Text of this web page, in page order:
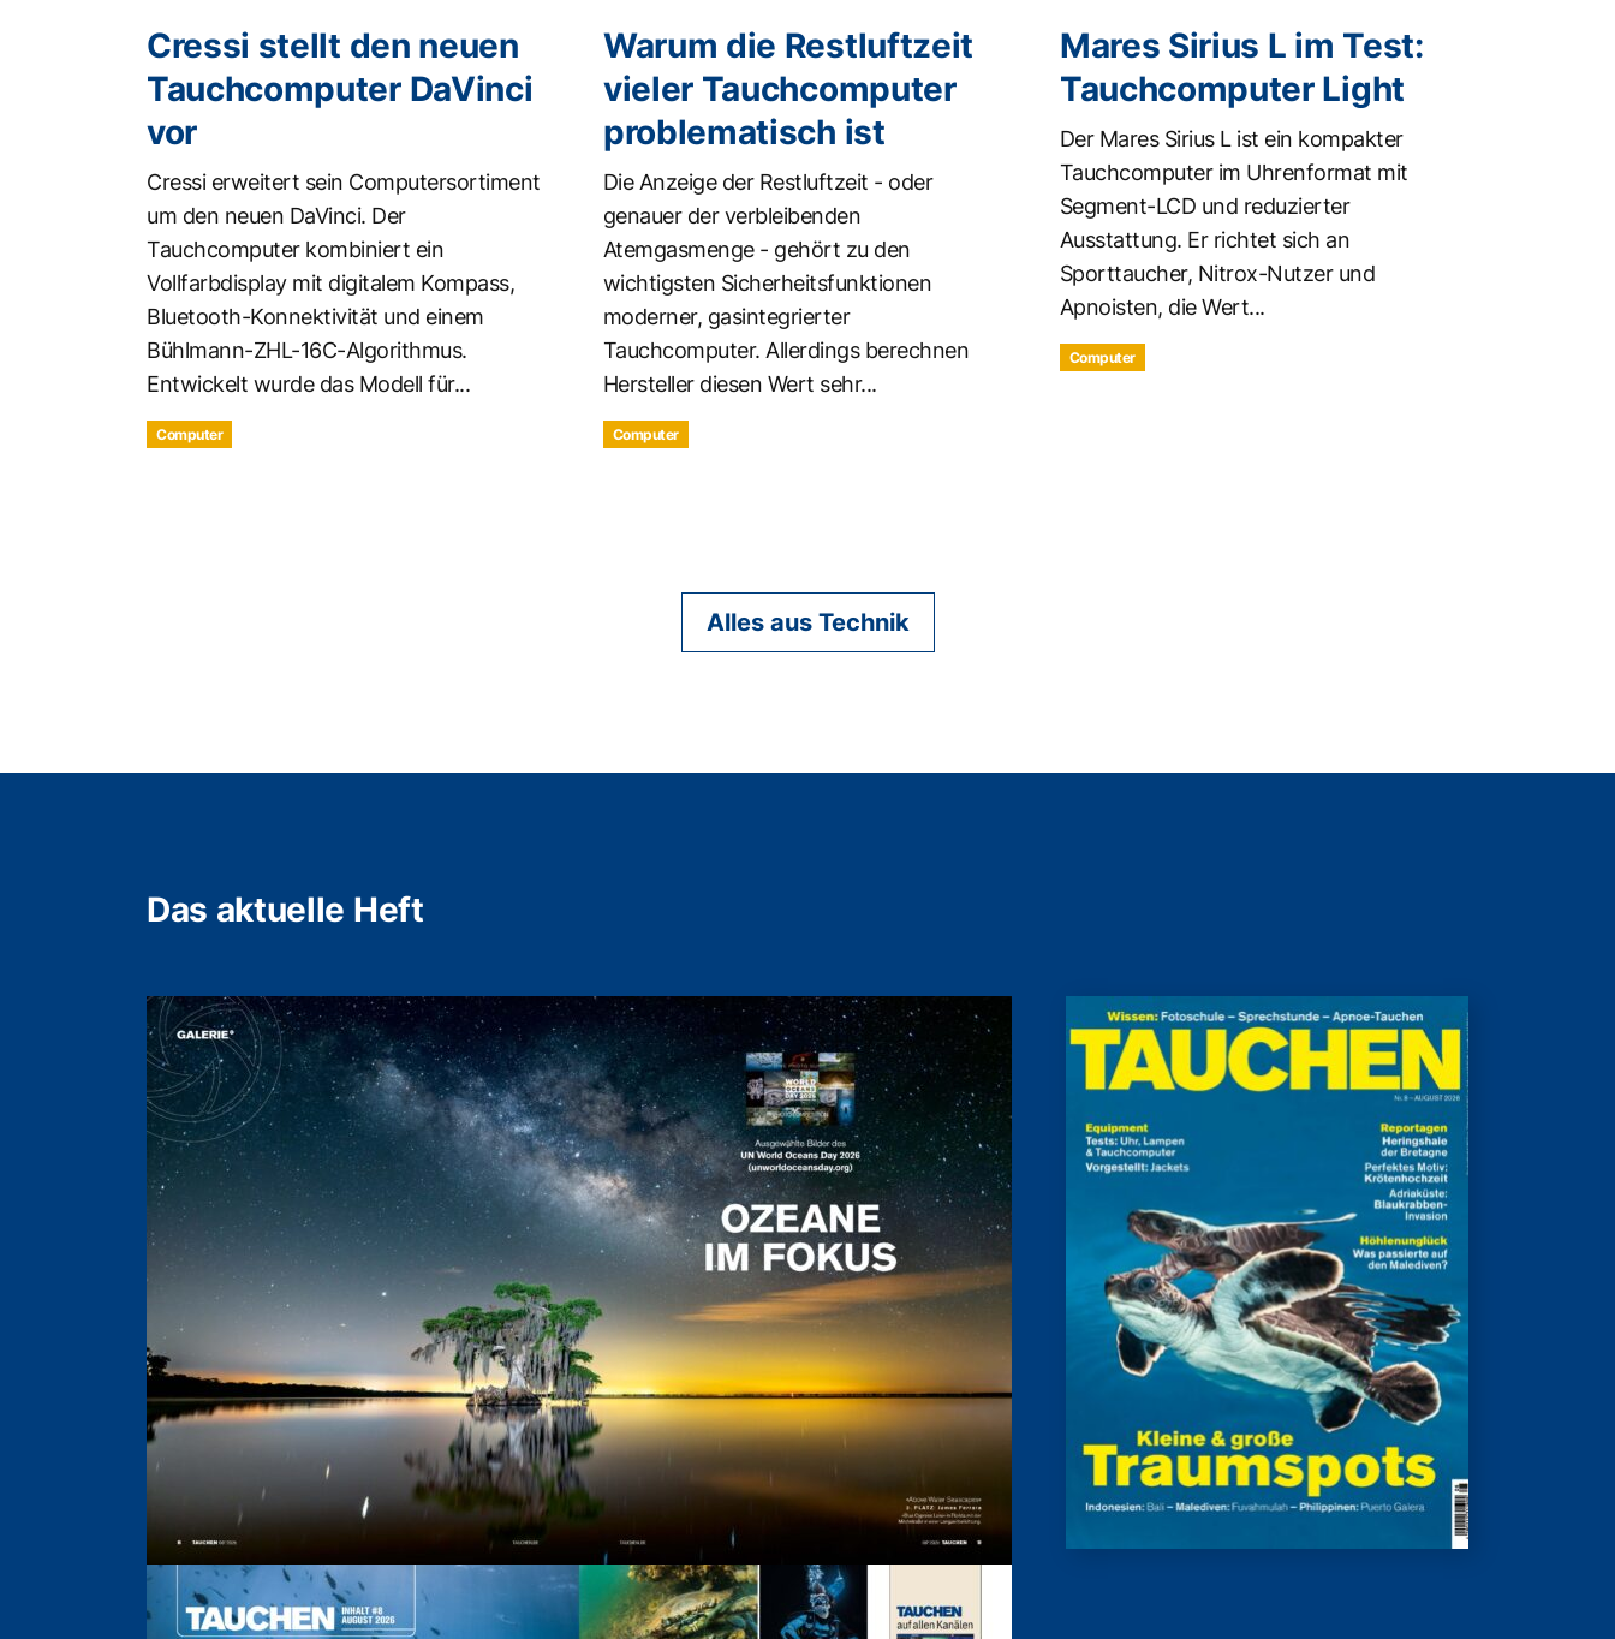
Cressi stellt den neuen
Tauchcomputer DaVinci
vor
Cressi erweitert sein Computersortiment
um den neuen DaVinci. Der
Tauchcomputer kombiniert ein
Vollfarbdisplay mit digitalem Kompass,
Bluetooth-Konnektivität und einem
Bühlmann-ZHL-16C-Algorithmus.
Entwickelt wurde das Modell für...
Computer
Warum die Restluftzeit
vieler Tauchcomputer
problematisch ist
Die Anzeige der Restluftzeit - oder
genauer der verbleibenden
Atemgasmenge - gehört zu den
wichtigsten Sicherheitsfunktionen
moderner, gasintegrierter
Tauchcomputer. Allerdings berechnen
Hersteller diesen Wert sehr...
Computer
Mares Sirius L im Test:
Tauchcomputer Light
Der Mares Sirius L ist ein kompakter
Tauchcomputer im Uhrenformat mit
Segment-LCD und reduzierter
Ausstattung. Er richtet sich an
Sporttaucher, Nitrox-Nutzer und
Apnoisten, die Wert...
Computer
Alles aus Technik
Das aktuelle Heft